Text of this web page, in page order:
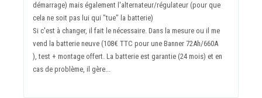
démarrage) mais également l'alternateur/régulateur (pour que
cela ne soit pas lui qui "tue" la batterie)
Si c'est à changer, il fait le nécessaire. Dans la mesure ou il me
vend la batterie neuve (108€ TTC pour une Banner 72Ah/660A
), test + montage offert. La batterie est garantie (24 mois) et en
cas de problème, il gère...